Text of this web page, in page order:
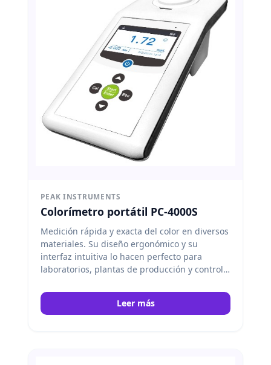
PEAK INSTRUMENTS
Colorímetro portátil PC-4000S
Medición rápida y exacta del color en diversos
materiales. Su diseño ergonómico y su
interfaz intuitiva lo hacen perfecto para
laboratorios, plantas de producción y control
Leer más